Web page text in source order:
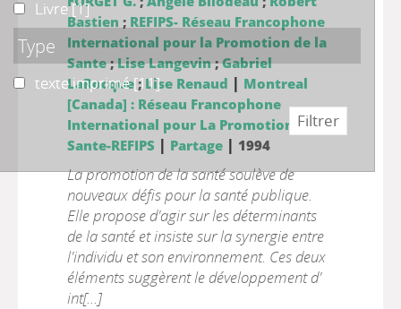
Bastien ; REFIPS- Réseau Francophone
International pour la Promotion de la
Sante;Lise Langevin;Gabriel
LaRocque;Lise Renaud | Montreal
[Canada] : Réseau Francophone
International pour La Promotion de La
Sante-REFIPS | Partage| 1994
La promotion de la santé soulève de
nouveaux défis pour la santé publique.
Elle propose d'agir sur les déterminants
de la santé et insiste sur la synergie entre
l'individu et son environnement. Ces deux
éléments suggèrent le développement d'
int[...]
LivreLivre[1]
Type
texte imprimé
texte imprimé[11]